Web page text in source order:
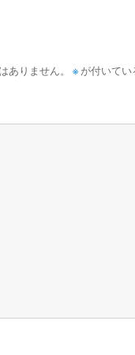
ありません。 ※ が付いて